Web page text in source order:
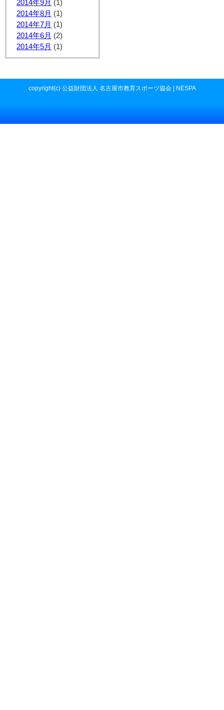
2014年9月 (1)
2014年8月 (1)
2014年7月 (1)
2014年6月 (2)
2014年5月 (1)
copyright(c) 公益財団法人 名古屋市教育スポーツ協会 | NESPA